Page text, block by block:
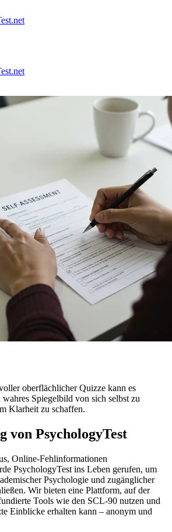
oberflächlicher Quizze kann es
Spiegelbild von sich selbst zu
Klarheit zu schaffen.
von PsychologyTest
Online-Fehlinformationen
PsychologyTest ins Leben gerufen, um
Psychologie und zugänglicher
Wir bieten eine Plattform, auf der
Tools wie den SCL-90 nutzen und
Einblicke erhalten kann – anonym und